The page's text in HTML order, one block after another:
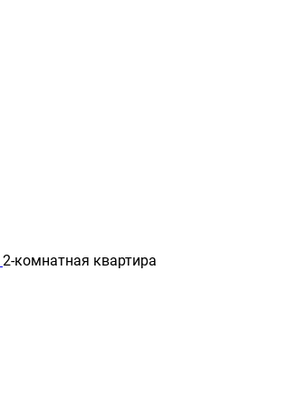
2-комнатная квартира